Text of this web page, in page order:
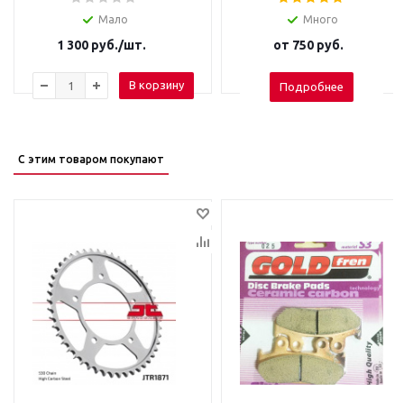
Мало
1 300руб./шт.
В корзину
Много
от 750 руб.
Подробнее
С этим товаром покупают